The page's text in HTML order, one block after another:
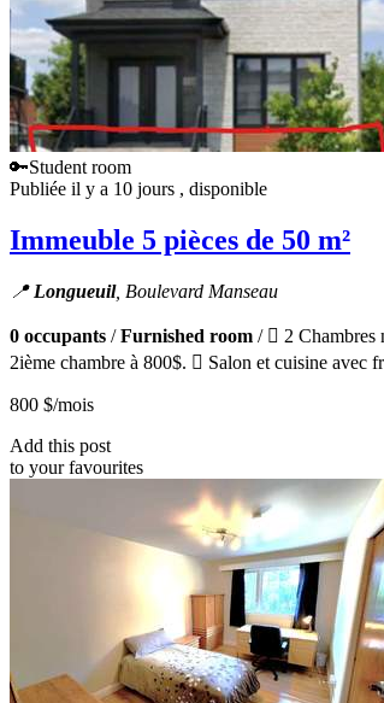
🔑Student room
Publiée il y a 10 jours , disponible
Immeuble 5 pièces de 50 m²
📍 Longueuil, Boulevard Manseau
0 occupants /Furnished room /  2 Chambres
2ième chambre à 800$.  Salon et cuisine avec
800 $/mois
Add this post
to your favourites